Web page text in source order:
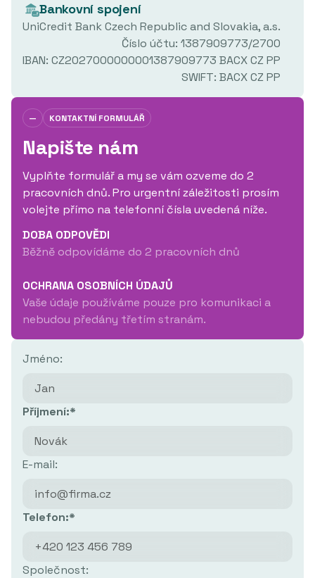
Bankovní spojení
UniCredit Bank Czech Republic and Slovakia, a.s.
Číslo účtu: 1387909773/2700
IBAN: CZ2027000000001387909773 BACX CZ PP
SWIFT: BACX CZ PP
Dopravní
MHD:Bus č. 40,
48, 64, 67, 74 –
zastávka
"Hněvkovského"
Auto:
Parkování
v areálu pro
návštěvníky
— KONTAKTNÍ FORMULÁŘ
Napište nám
Vyplňte formulář a my se vám ozveme do 2
pracovních dnů. Pro urgentní záležitosti prosím
volejte přímo na telefonní čísla uvedená níže.
DOBA ODPOVĚDI
Běžně odpovídáme do 2 pracovních dnů
OCHRANA OSOBNÍCH ÚDAJŮ
Vaše údaje používáme pouze pro komunikaci a
nebudou předány třetím stranám.
Jméno:
Příjmení:*
E-mail:
Telefon:*
Společnost: